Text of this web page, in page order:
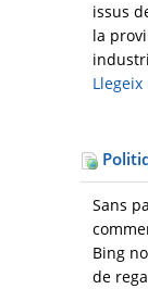
issus
la
Llegeix
Sans
Bing
de